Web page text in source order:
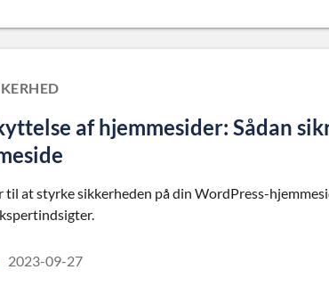
af hjemmesider: Sådan
at styrke sikkerheden på din WordPress-
2023-09-27